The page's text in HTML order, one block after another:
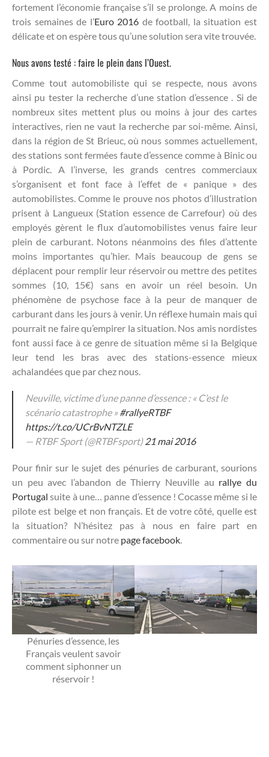
fortement l’économie française s’il se prolonge. A moins de
trois semaines de l’Euro 2016 de football, la situation est
délicate et on espère tous qu’une solution sera vite trouvée.
Nous avons testé : faire le plein dans l’Ouest.
Comme tout automobiliste qui se respecte, nous avons
ainsi pu tester la recherche d’une station d’essence . Si de
nombreux sites mettent plus ou moins à jour des cartes
interactives, rien ne vaut la recherche par soi-même. Ainsi,
dans la région de St Brieuc, où nous sommes actuellement,
des stations sont fermées faute d’essence comme à Binic ou
à Pordic. A l’inverse, les grands centres commerciaux
s’organisent et font face à l’effet de « panique » des
automobilistes. Comme le prouve nos photos d’illustration
prisent à Langueux (Station essence de Carrefour) où des
employés gèrent le flux d’automobilistes venus faire leur
plein de carburant. Notons néanmoins des files d’attente
moins importantes qu’hier. Mais beaucoup de gens se
déplacent pour remplir leur réservoir ou mettre des petites
sommes (10, 15€) sans en avoir un réel besoin. Un
phénomène de psychose face à la peur de manquer de
carburant dans les jours à venir. Un réflexe humain mais qui
pourrait ne faire qu’empirer la situation. Nos amis nordistes
font aussi face à ce genre de situation même si la Belgique
leur tend les bras avec des stations-essence mieux
achalandées que par chez nous.
Neuville, victime d’une panne d’essence : « C’est le
scénario catastrophe » #rallyeRTBF
https://t.co/UCrBvNTZLE
— RTBF Sport (@RTBFsport)21 mai 2016
Pour finir sur le sujet des pénuries de carburant, sourions
un peu avec l’abandon de Thierry Neuville au rallye du
Portugal suite à une… panne d’essence ! Cocasse même si le
pilote est belge et non français. Et de votre côté, quelle est
la situation? N’hésitez pas à nous en faire part en
commentaire ou sur notre page facebook.
Pénuries d’essence, les
Français veulent savoir
comment siphonner un
réservoir !